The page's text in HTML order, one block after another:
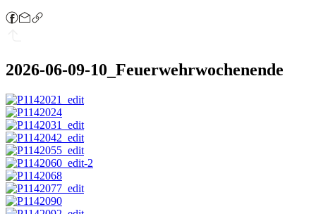
2026-06-09-10_Feuerwehrwochenende